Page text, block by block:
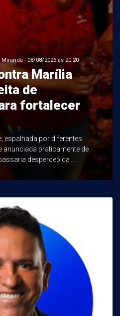
- 08/08/2026 às 20:20
Marília
de
fortalecer
espalhada por diferentes
anunciada praticamente de
despercebida ...